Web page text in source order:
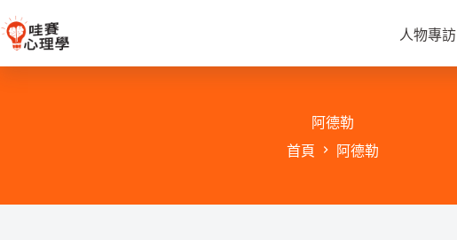
至
主
人物專訪
阿德勒
首頁
阿德勒